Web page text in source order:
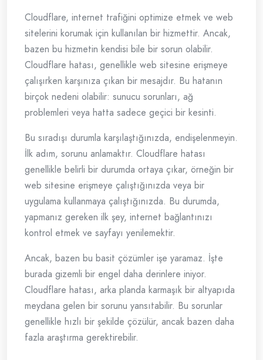
Cloudflare, internet trafiğini optimize etmek ve web
sitelerini korumak için kullanılan bir hizmettir. Ancak,
bazen bu hizmetin kendisi bile bir sorun olabilir.
Cloudflare hatası, genellikle web sitesine erişmeye
çalışırken karşınıza çıkan bir mesajdır. Bu hatanın
birçok nedeni olabilir: sunucu sorunları, ağ
problemleri veya hatta sadece geçici bir kesinti.
Bu sıradışı durumla karşılaştığınızda, endişelenmeyin.
İlk adım, sorunu anlamaktır. Cloudflare hatası
genellikle belirli bir durumda ortaya çıkar, örneğin bir
web sitesine erişmeye çalıştığınızda veya bir
uygulama kullanmaya çalıştığınızda. Bu durumda,
yapmanız gereken ilk şey, internet bağlantınızı
kontrol etmek ve sayfayı yenilemektir.
Ancak, bazen bu basit çözümler işe yaramaz. İşte
burada gizemli bir engel daha derinlere iniyor.
Cloudflare hatası, arka planda karmaşık bir altyapıda
meydana gelen bir sorunu yansıtabilir. Bu sorunlar
genellikle hızlı bir şekilde çözülür, ancak bazen daha
fazla araştırma gerektirebilir.